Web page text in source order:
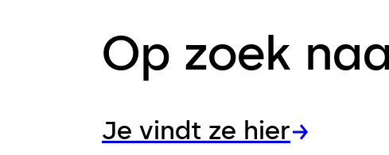
Op zoek
Je vindt ze hier